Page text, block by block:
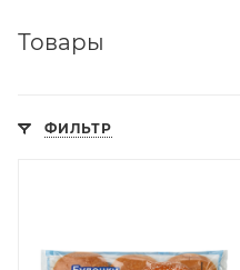
Товары
ФИЛЬТР